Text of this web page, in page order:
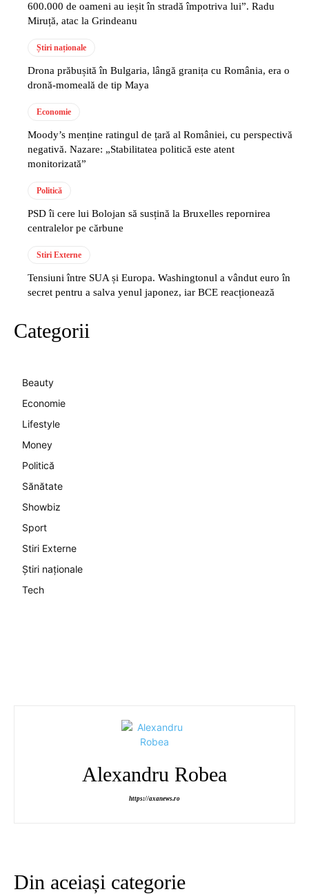
600.000 de oameni au ieșit în stradă împotriva lui”. Radu
Miruță, atac la Grindeanu
Știri naționale
Drona prăbușită în Bulgaria, lângă granița cu România, era o
dronă-momeală de tip Maya
Economie
Moody’s menține ratingul de țară al României, cu perspectivă
negativă. Nazare: „Stabilitatea politică este atent
monitorizată”
Politică
PSD îi cere lui Bolojan să susțină la Bruxelles repornirea
centralelor pe cărbune
Stiri Externe
Tensiuni între SUA și Europa. Washingtonul a vândut euro în
secret pentru a salva yenul japonez, iar BCE reacționează
Categorii
Beauty
Economie
Lifestyle
Money
Politică
Sănătate
Showbiz
Sport
Stiri Externe
Știri naționale
Tech
Alexandru Robea
https://axanews.ro
Din aceiași categorie